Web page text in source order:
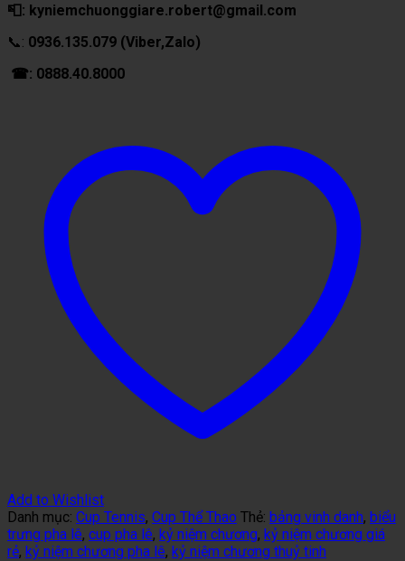
📮: kyniemchuonggiare.robert@gmail.com
📞: 0936.135.079 (Viber,Zalo)
☎: 0888.40.8000
Add to Wishlist
Danh mục: Cup Tennis, Cup Thể Thao Thẻ: bảng vinh danh, biểu
trưng pha lê, cup pha lê, kỷ niệm chương, kỷ niệm chương giá
rẻ, kỷ niệm chương pha lê, kỷ niệm chương thuỷ tinh